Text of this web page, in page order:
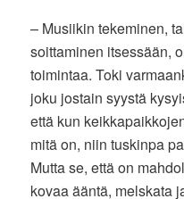
– Musiikin tekeminen,
soittaminen itsessään,
toimintaa. Toki
joku jostain syystä
että kun
mitä on, niin tuskinpa
Mutta se, että on
kovaa ääntä, melskata